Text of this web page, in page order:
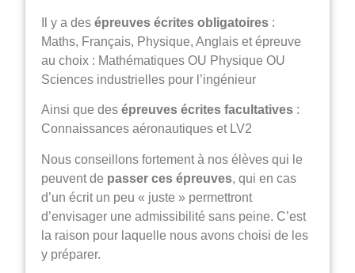
Il y a desépreuves écrites obligatoires :
Maths, Français, Physique, Anglais et épreuve
au choix : Mathématiques OU Physique OU
Sciences industrielles pour l’ingénieur
Ainsi que desépreuves écrites facultatives :
Connaissances aéronautiques et LV2
Nous conseillons fortement à nos élèves qui le
peuvent de passer ces épreuves, qui en cas
d’un écrit un peu « juste » permettront
d’envisager une admissibilité sans peine. C’est
la raison pour laquelle nous avons choisi de les
y préparer.